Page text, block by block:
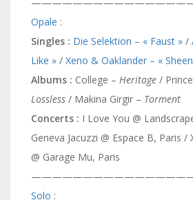
Opale :
Singles : Die Selektion – « Faust » /
Like » / Xeno & Oaklander – «
Albums : College – Heritage /
Lossless / Makina Girgir – Torment
Concerts : I Love You @
Geneva Jacuzzi @ Espace B, Paris
@ Garage Mu, Paris
Solo :